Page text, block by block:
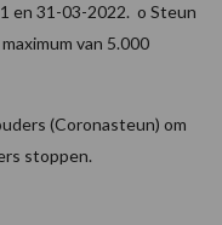
en 31-03-2022. o Steun
van 5.000
(Coronasteun) om
stoppen.